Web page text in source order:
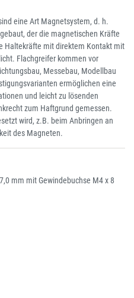
eine Art Magnetsystem, d. h.
der die magnetischen Kräfte
Haltekräfte mit direktem Kontakt mit
Flachgreifer kommen vor
Messebau, Modellbau
ermöglichen eine
und leicht zu lösenden
zum Haftgrund gemessen.
wird, z.B. beim Anbringen an
des Magneten.
mm mit Gewindebuchse M4 x 8